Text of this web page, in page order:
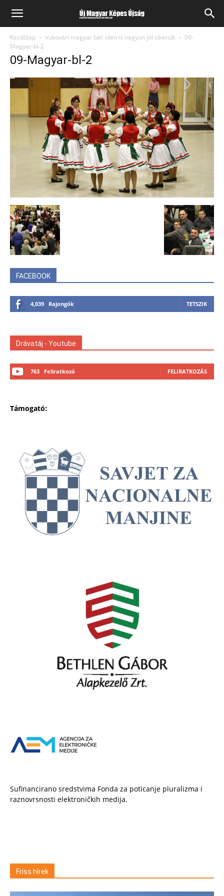
Kezdőlap Vukovári magyar bál: idén is nagyon jól sikerült
09-
Magyar-bl-2
09-Magyar-bl-2
FACEBOOK
4,039 Rajongók TETSZIK
Drávatáj - Youtube
763 Feliratkozó FELIRATKOZÁS
Támogató:
Sufinancirano sredstvima Fonda za poticanje pluralizma i
raznovrsnosti elektroničkih medija.
Friss hírek